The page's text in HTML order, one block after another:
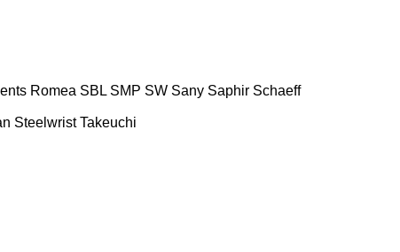
Romea SBL SMP SW Sany Saphir Schaeff
Steelwrist Takeuchi